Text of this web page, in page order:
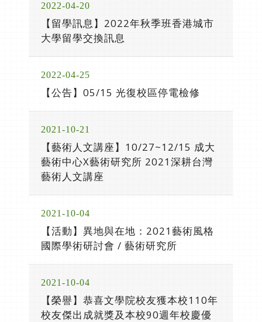
2022-04-20
【留學訊息】2022年秋季班香港城市
大學留學交換訊息
2022-04-25
【公告】05/15 光復校區停電檢修
2021-10-21
【藝術人文講座】10/27~12/15 成大
藝術中心X藝術研究所 2021深耕台灣
藝術人文講座
2021-10-04
【活動】異地與在地：2021藝術風格
國際學術研討會 / 藝術研究所
2021-10-04
【榮譽】恭喜文學院校友獲本校110年
校友傑出成就獎及本校90週年校慶優